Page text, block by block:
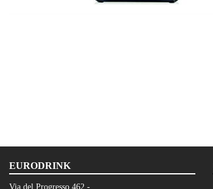
EURODRINK
Via del Progresso 462 -